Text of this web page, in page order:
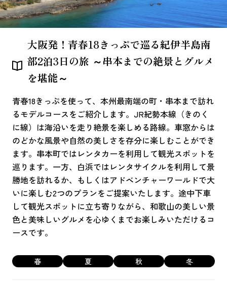
大阪発！青春18きっぷで巡る紀伊半島南
部2泊3日の旅 ～串本までの絶景とグルメ
を堪能～
青春18きっぷを使って、本州最南端の町・串本まで訪れ
るモデルコースをご紹介します。JR紀勢本線（きのく
に線）は海沿いを走り絶景を楽しめる路線。車窓からは
のどかな風景や自然の美しさを存分に楽しむことができ
ます。串本町ではレンタカーを利用して観光スポットを
巡ります。一方、白浜ではレンタサイクルを利用して景
勝地を訪れるか、もしくはアドベンチャーワールドで大
いに楽しむ2つのプランをご提案いたします。途中下車
して観光スポットに立ち寄りながら、和歌山の美しい景
色と美味しいグルメを心ゆくまでお楽しみいただけるコ
ースです。
春 夏 秋 冬